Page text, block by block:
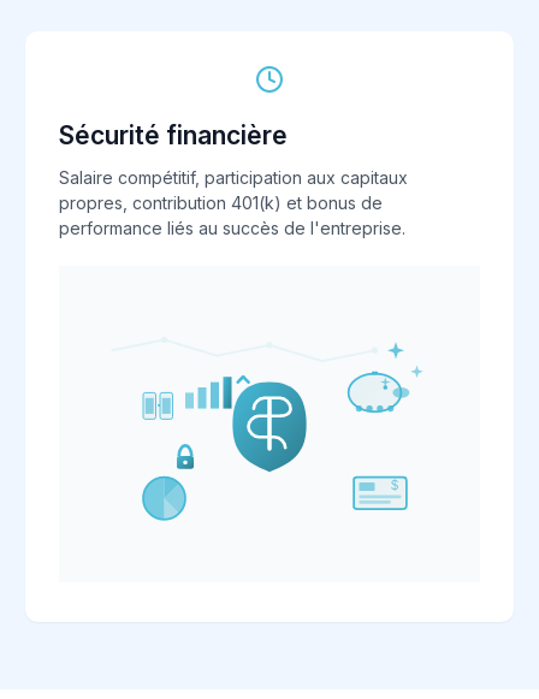
Sécurité financière
Salaire compétitif, participation aux capitaux
propres, contribution 401(k) et bonus de
performance liés au succès de l'entreprise.